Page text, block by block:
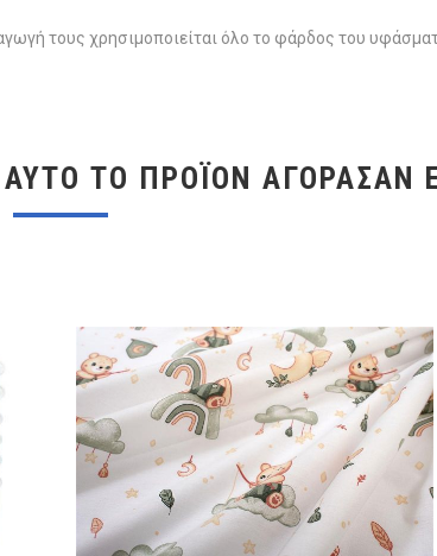
τους χρησιμοποιείται όλο το φάρδος του
ΤΟ ΠΡΟΪΌΝ ΑΓΌΡΑΣΑΝ